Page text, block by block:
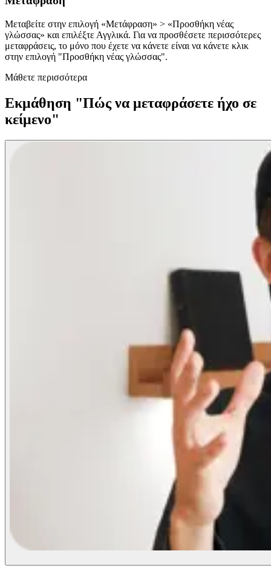
Μεταβείτε στην επιλογή «Μετάφραση» > «Προσθήκη νέας
γλώσσας» και επιλέξτε Αγγλικά. Για να προσθέσετε περισσότερες
μεταφράσεις, το μόνο που έχετε να κάνετε είναι να κάνετε κλικ
στην επιλογή "Προσθήκη νέας γλώσσας".
Μάθετε περισσότερα
Εκμάθηση "Πώς να μεταφράσετε ήχο σε
κείμενο"